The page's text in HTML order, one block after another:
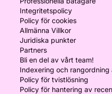
Integritetspolicy
Policy för cookies
Allmänna Villkor
Juridiska punkter
Partners
Bli en del av vårt team!
Indexering och rangordning
Policy för tvistlösning
Policy för hantering av